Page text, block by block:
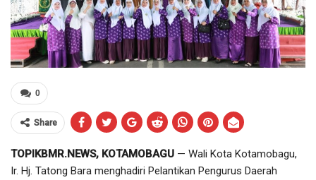
0
Share
TOPIKBMR.NEWS, KOTAMOBAGU — Wali Kota Kotamobagu,
Ir. Hj. Tatong Bara menghadiri Pelantikan Pengurus Daerah